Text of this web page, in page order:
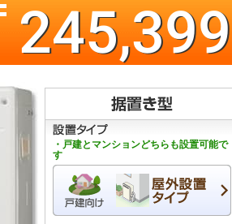
245,399
・戸建とマンションどちらも設置可能で
す